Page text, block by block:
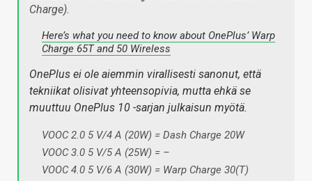
Charge).
Here’s what you need to know about OnePlus’ Warp
Charge 65T and 50 Wireless
OnePlus ei ole aiemmin virallisesti sanonut, että
tekniikat olisivat yhteensopivia, mutta ehkä se
muuttuu OnePlus 10 -sarjan julkaisun myötä.
VOOC 2.0 5 V/4 A (20W) = Dash Charge 20W
VOOC 3.0 5 V/5 A (25W) = –
VOOC 4.0 5 V/6 A (30W) = Warp Charge 30(T)